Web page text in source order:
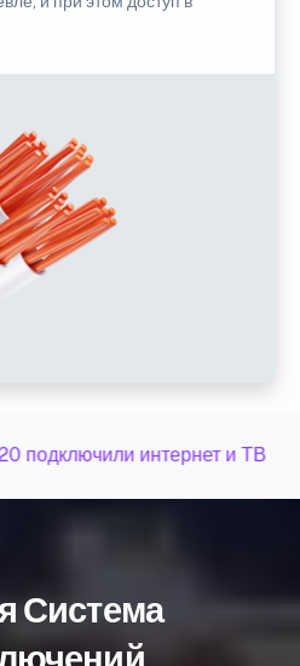
подключили интернет и ТВ
Система